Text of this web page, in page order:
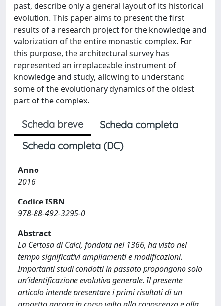
past, describe only a general layout of its historical
evolution. This paper aims to present the first
results of a research project for the knowledge and
valorization of the entire monastic complex. For
this purpose, the architectural survey has
represented an irreplaceable instrument of
knowledge and study, allowing to understand
some of the evolutionary dynamics of the oldest
part of the complex.
Scheda breve
Scheda completa
Scheda completa (DC)
Anno
2016
Codice ISBN
978-88-492-3295-0
Abstract
La Certosa di Calci, fondata nel 1366, ha visto nel
tempo significativi ampliamenti e modificazioni.
Importanti studi condotti in passato propongono solo
un’identificazione evolutiva generale. Il presente
articolo intende presentare i primi risultati di un